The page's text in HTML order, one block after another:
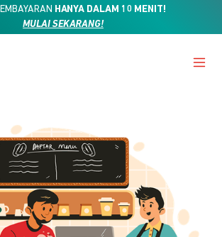
HANYA DALAM 10 MENIT!
MULAI SEKARANG!